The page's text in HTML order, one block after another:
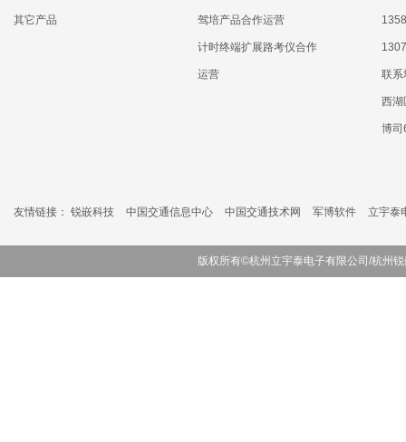
其它产品 驾培产品合作运营
计时终端扩展路考仪合作
运营 联系
西湖
博司
友情链接： 锐嵌科技 中国交通信息中心 中国交通技术网 军博软件 立宇泰
版权所有©杭州立宇泰电子有限公司/杭州